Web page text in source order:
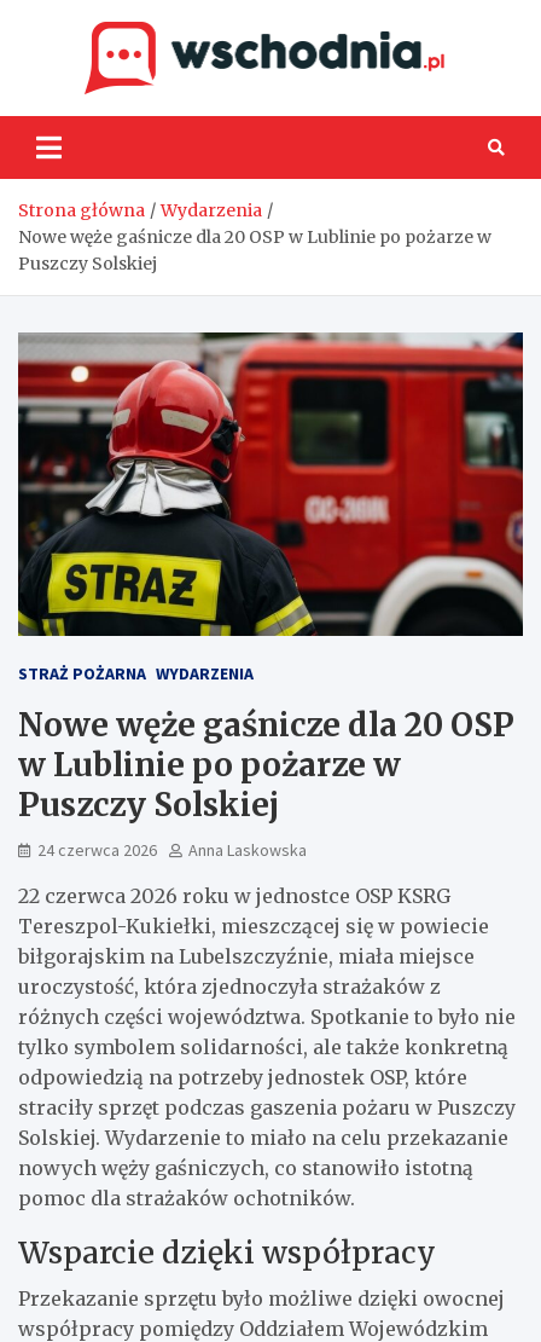
Strona główna
Wydarzenia
Nowe węże gaśnicze dla 20 OSP w Lublinie po pożarze w
Puszczy Solskiej
STRAŻ POŻARNA WYDARZENIA
Nowe węże gaśnicze dla 20 OSP
w Lublinie po pożarze w
Puszczy Solskiej
24 czerwca 2026 Anna Laskowska
22 czerwca 2026 roku w jednostce OSP KSRG
Tereszpol-Kukiełki, mieszczącej się w powiecie
biłgorajskim na Lubelszczyźnie, miała miejsce
uroczystość, która zjednoczyła strażaków z
różnych części województwa. Spotkanie to było nie
tylko symbolem solidarności, ale także konkretną
odpowiedzią na potrzeby jednostek OSP, które
straciły sprzęt podczas gaszenia pożaru w Puszczy
Solskiej. Wydarzenie to miało na celu przekazanie
nowych węży gaśniczych, co stanowiło istotną
pomoc dla strażaków ochotników.
Wsparcie dzięki współpracy
Przekazanie sprzętu było możliwe dzięki owocnej
współpracy pomiędzy Oddziałem Wojewódzkim